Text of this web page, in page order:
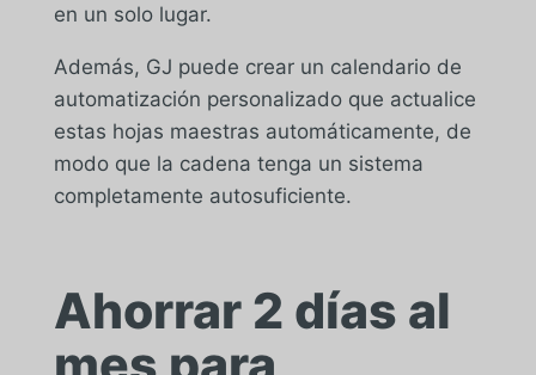
en un solo lugar.
Además, GJ puede crear un calendario de
automatización personalizado que actualice
estas hojas maestras automáticamente, de
modo que la cadena tenga un sistema
completamente autosuficiente.
Ahorrar 2 días al